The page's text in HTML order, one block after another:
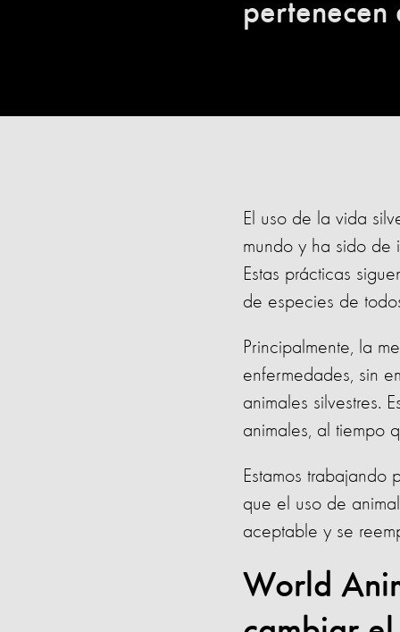
pertenecen
El uso de la vida
mundo y ha sido de
Estas prácticas
de especies de
Principalmente, la
enfermedades, sin
animales silvestres.
animales, al tiempo
Estamos trabajando
que el uso de
aceptable y se
World